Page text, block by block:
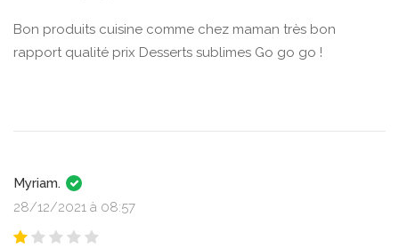
Bon produits cuisine comme chez maman très bon
rapport qualité prix Desserts sublimes Go go go !
Myriam.
28/12/2021 à 08:57